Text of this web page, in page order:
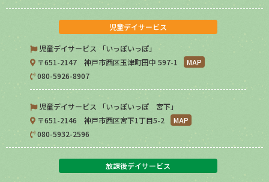
児童デイサービス
児童デイサービス 「いっぽいっぽ」
〒651-2147 神戸市西区玉津町田中 597-1
MAP
080-5926-8907
児童デイサービス 「いっぽいっぽ 宮下」
〒651-2146 神戸市西区宮下1丁目5-2
MAP
080-5932-2596
放課後デイサービス